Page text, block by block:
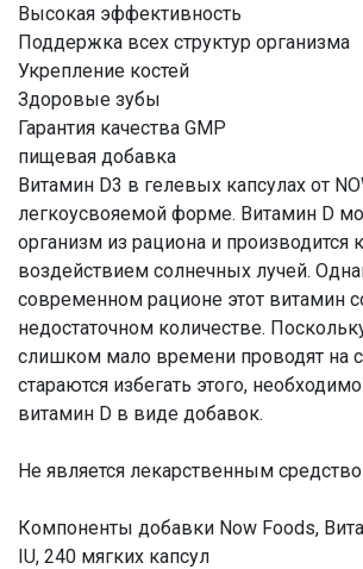
Высокая эффективность
Поддержка всех структур организма
Укрепление костей
Здоровые зубы
Гарантия качества GMP
пищевая добавка
Витамин D3 в гелевых капсулах от
легкоусвояемой форме. Витамин D
организм из рациона и производится
воздействием солнечных лучей.
современном рационе этот витамин
недостаточном количестве.
слишком мало времени проводят на
стараются избегать этого,
витамин D в виде добавок.
Не является лекарственным
Компоненты добавки Now Foods,
IU, 240 мягких капсул